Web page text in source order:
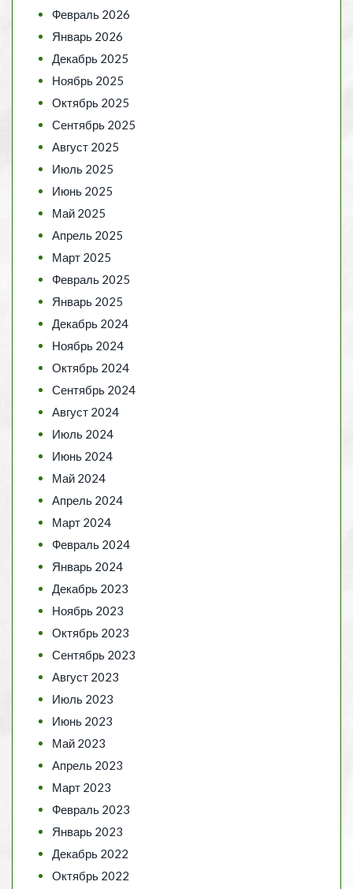
Февраль 2026
Январь 2026
Декабрь 2025
Ноябрь 2025
Октябрь 2025
Сентябрь 2025
Август 2025
Июль 2025
Июнь 2025
Май 2025
Апрель 2025
Март 2025
Февраль 2025
Январь 2025
Декабрь 2024
Ноябрь 2024
Октябрь 2024
Сентябрь 2024
Август 2024
Июль 2024
Июнь 2024
Май 2024
Апрель 2024
Март 2024
Февраль 2024
Январь 2024
Декабрь 2023
Ноябрь 2023
Октябрь 2023
Сентябрь 2023
Август 2023
Июль 2023
Июнь 2023
Май 2023
Апрель 2023
Март 2023
Февраль 2023
Январь 2023
Декабрь 2022
Октябрь 2022